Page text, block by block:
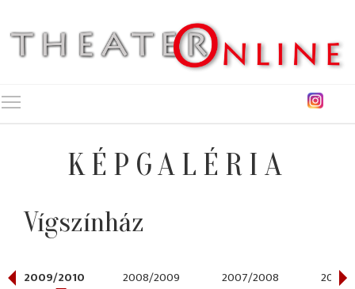
KÉPGALÉRIA
Vígszínház
2009/2010 2008/2009 2007/2008 2006/